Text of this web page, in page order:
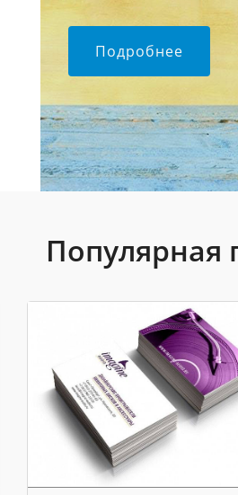
Подробнее
Популярная